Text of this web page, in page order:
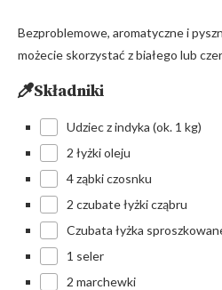
Bezproblemowe, aromatyczne i
możecie skorzystać z białego lub
Składniki
Udziec z indyka (ok. 1 kg)
2 łyżki oleju
4 ząbki czosnku
2 czubate łyżki cząbru
Czubata łyżka
1 seler
2 marchewki